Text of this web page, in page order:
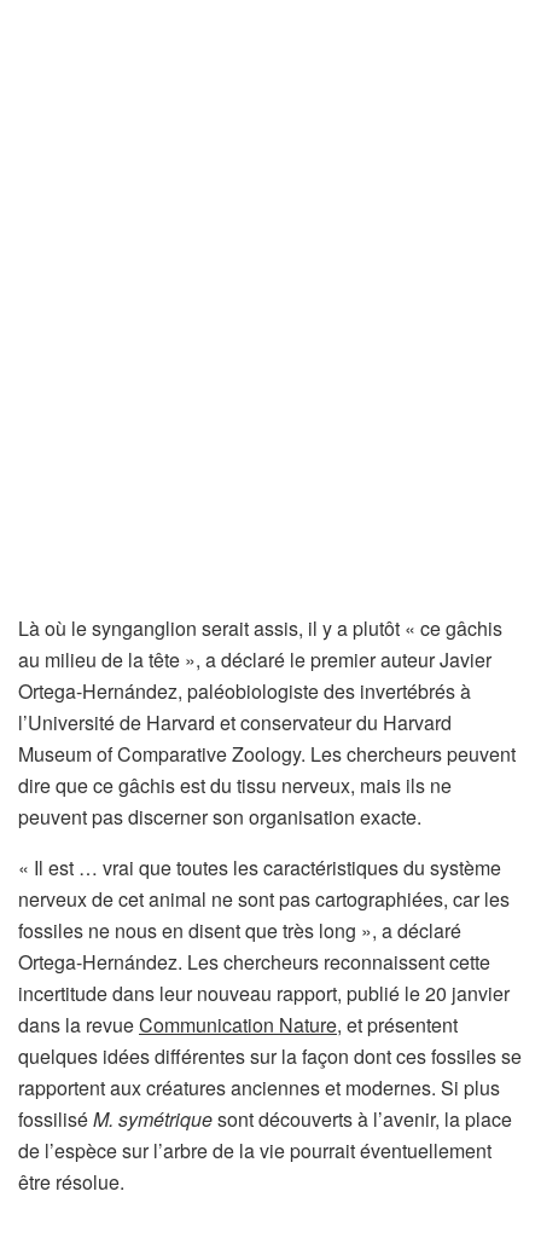
Là où le synganglion serait assis, il y a plutôt « ce gâchis
au milieu de la tête », a déclaré le premier auteur Javier
Ortega-Hernández, paléobiologiste des invertébrés à
l’Université de Harvard et conservateur du Harvard
Museum of Comparative Zoology. Les chercheurs peuvent
dire que ce gâchis est du tissu nerveux, mais ils ne
peuvent pas discerner son organisation exacte.
« Il est … vrai que toutes les caractéristiques du système
nerveux de cet animal ne sont pas cartographiées, car les
fossiles ne nous en disent que très long », a déclaré
Ortega-Hernández. Les chercheurs reconnaissent cette
incertitude dans leur nouveau rapport, publié le 20 janvier
dans la revueCommunication Nature, et présentent
quelques idées différentes sur la façon dont ces fossiles se
rapportent aux créatures anciennes et modernes. Si plus
fossiliséM. symétriquesont découverts à l’avenir, la place
de l’espèce sur l’arbre de la vie pourrait éventuellement
être résolue.